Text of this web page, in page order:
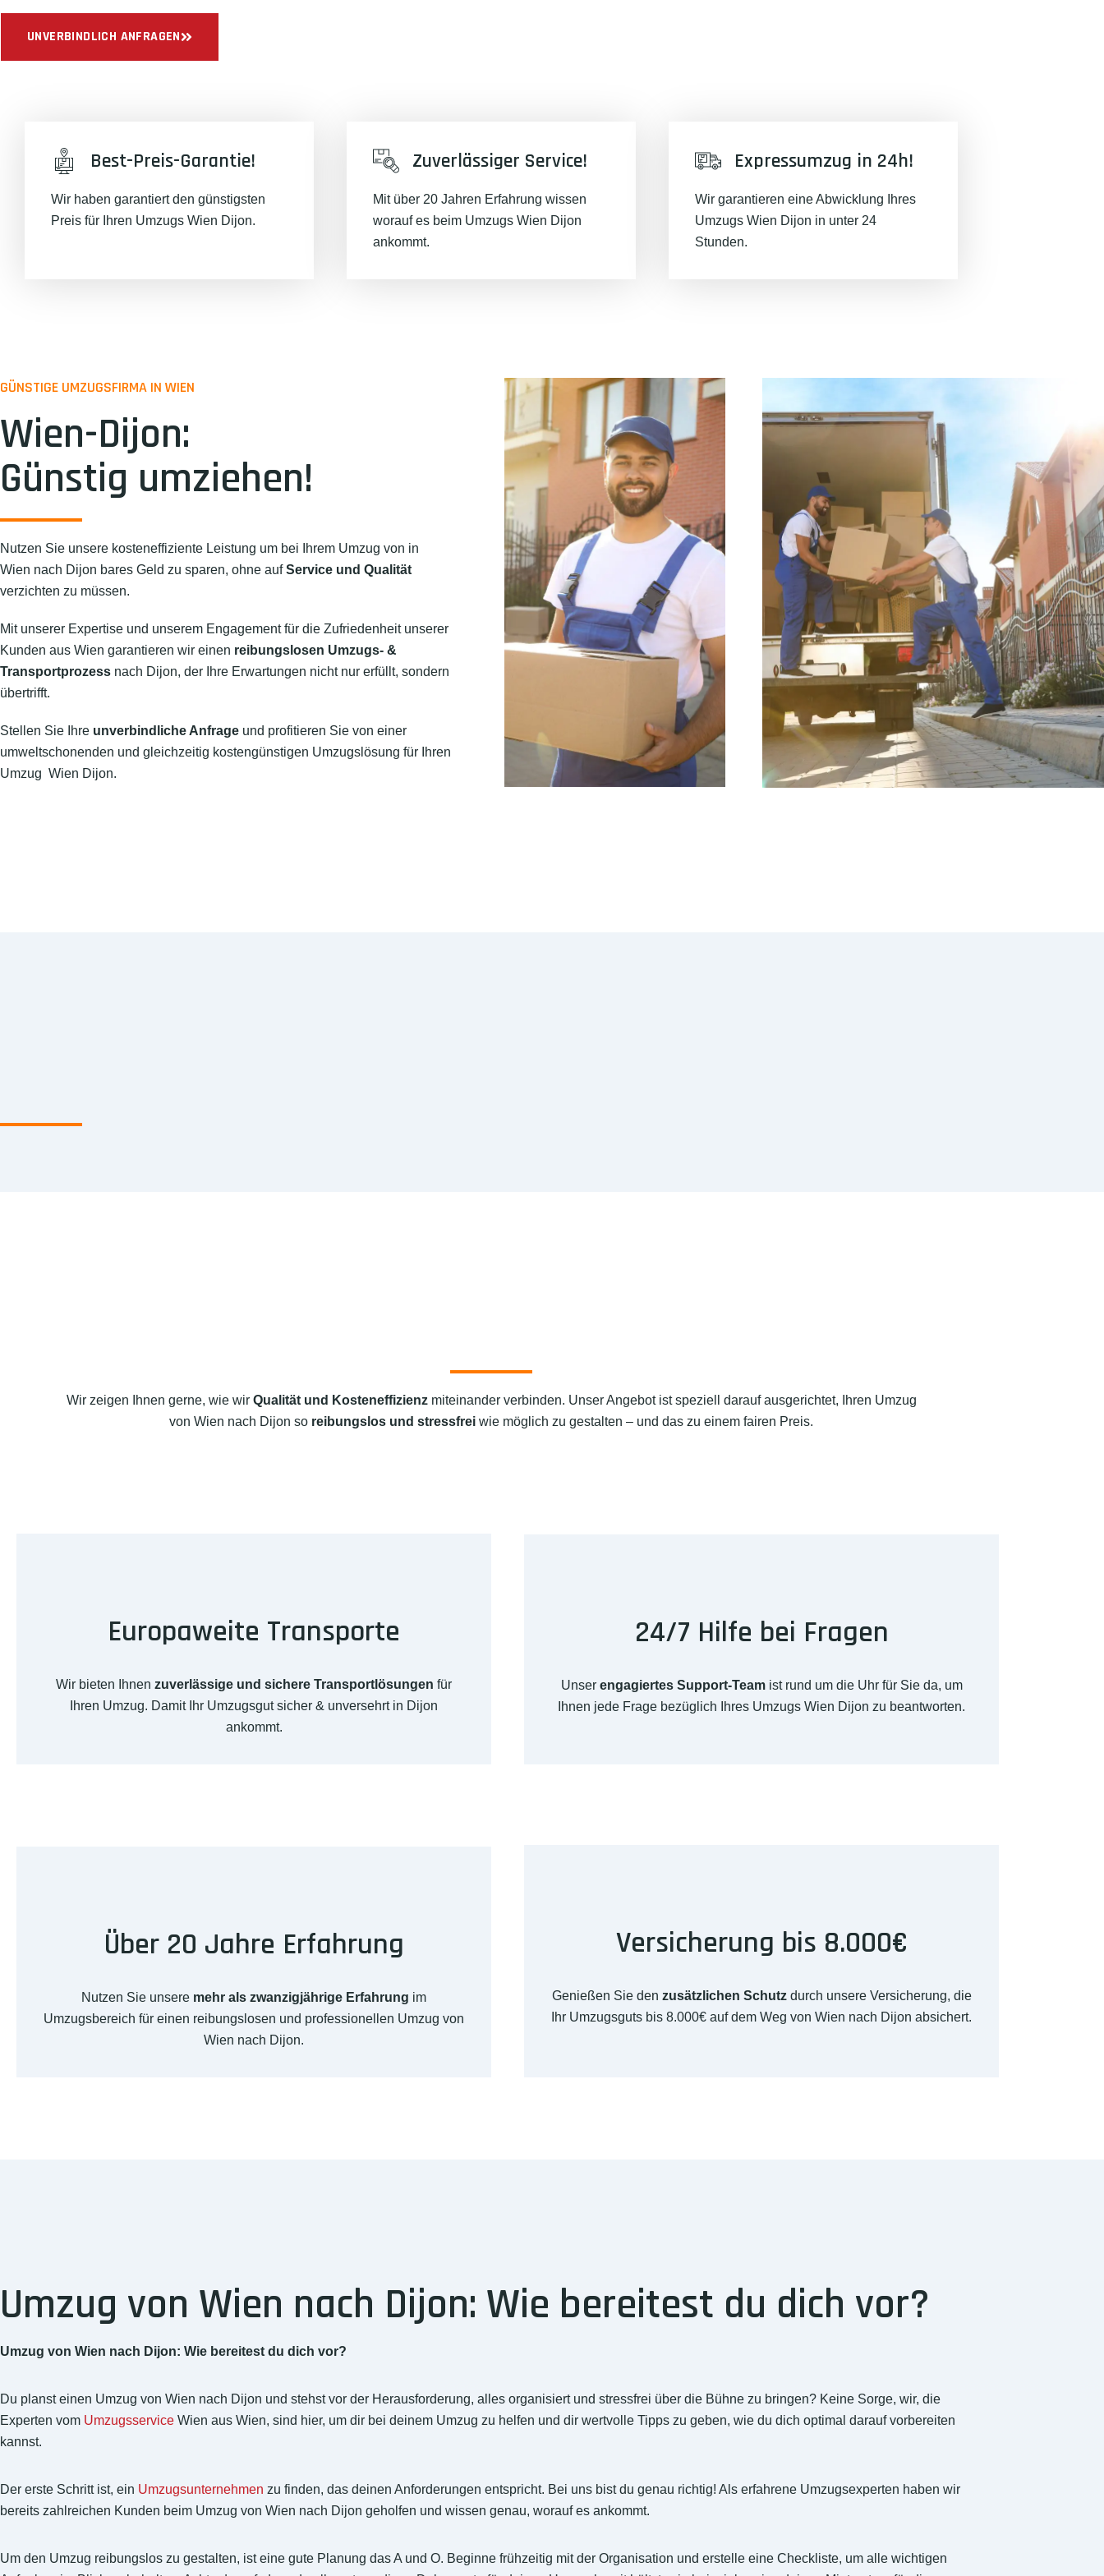
UNVERBINDLICH ANFRAGEN
Best-Preis-Garantie!
Wir haben garantiert den günstigsten
Preis für Ihren Umzugs Wien Dijon.
Zuverlässiger Service!
Mit über 20 Jahren Erfahrung wissen
worauf es beim Umzugs Wien Dijon
ankommt.
Expressumzug in 24h!
Wir garantieren eine Abwicklung Ihres
Umzugs Wien Dijon in unter 24
Stunden.
GÜNSTIGE UMZUGSFIRMA IN WIEN
Wien-Dijon:
Günstig umziehen!
Nutzen Sie unsere kosteneffiziente Leistung um bei Ihrem Umzug von in
Wien nach Dijon bares Geld zu sparen, ohne aufService und Qualität
verzichten zu müssen.
Mit unserer Expertise und unserem Engagement für die Zufriedenheit unserer
Kunden aus Wien garantieren wir einen reibungslosen Umzugs- &
Transportprozess nach Dijon, der Ihre Erwartungen nicht nur erfüllt, sondern
übertrifft.
Stellen Sie Ihre unverbindliche Anfrage und profitieren Sie von einer
umweltschonenden und gleichzeitig kostengünstigen Umzugslösung für Ihren
Umzug Wien Dijon.
Wir zeigen Ihnen gerne, wie wir Qualität und Kosteneffizienzmiteinander verbinden. Unser Angebot ist speziell darauf ausgerichtet, Ihren Umzug
von Wien nach Dijon so reibungslos und stressfrei wie möglich zu gestalten – und das zu einem fairen Preis.
Europaweite Transporte
Wir bieten Ihnen zuverlässige und sichere Transportlösungen für
Ihren Umzug. Damit Ihr Umzugsgut sicher & unversehrt in Dijon
ankommt.
24/7 Hilfe bei Fragen
Unser engagiertes Support-Teamist rund um die Uhr für Sie da, um
Ihnen jede Frage bezüglich Ihres Umzugs Wien Dijon zu beantworten.
Über 20 Jahre Erfahrung
Nutzen Sie unsere mehr als zwanzigjährige Erfahrung im
Umzugsbereich für einen reibungslosen und professionellen Umzug von
Wien nach Dijon.
Versicherung bis 8.000€
Genießen Sie den zusätzlichen Schutzdurch unsere Versicherung, die
Ihr Umzugsguts bis 8.000€ auf dem Weg von Wien nach Dijon absichert.
Umzug von Wien nach Dijon: Wie bereitest du dich vor?
Umzug von Wien nach Dijon: Wie bereitest du dich vor?
Du planst einen Umzug von Wien nach Dijon und stehst vor der Herausforderung, alles organisiert und stressfrei über die Bühne zu bringen? Keine Sorge, wir, die
Experten vom Umzugsservice Wien aus Wien, sind hier, um dir bei deinem Umzug zu helfen und dir wertvolle Tipps zu geben, wie du dich optimal darauf vorbereiten
kannst.
Der erste Schritt ist, ein Umzugsunternehmen zu finden, das deinen Anforderungen entspricht. Bei uns bist du genau richtig! Als erfahrene Umzugsexperten haben wir
bereits zahlreichen Kunden beim Umzug von Wien nach Dijon geholfen und wissen genau, worauf es ankommt.
Um den Umzug reibungslos zu gestalten, ist eine gute Planung das A und O. Beginne frühzeitig mit der Organisation und erstelle eine Checkliste, um alle wichtigen